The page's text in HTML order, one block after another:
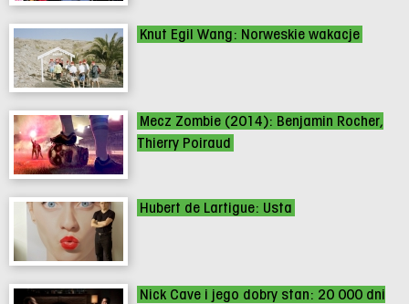
Knut Egil Wang: Norweskie wakacje
Mecz Zombie (2014): Benjamin Rocher,
Thierry Poiraud
Hubert de Lartigue: Usta
Nick Cave i jego dobry stan: 20 000 dni